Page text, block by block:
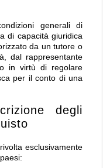
generali di
di capacità giuridica
da un tutore o
dal rappresentante
in virtù di regolare
per il conto di una
degli
esclusivamente